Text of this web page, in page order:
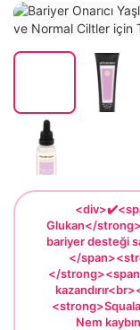
Glukan</
bariyer desteği
</
</
Nem